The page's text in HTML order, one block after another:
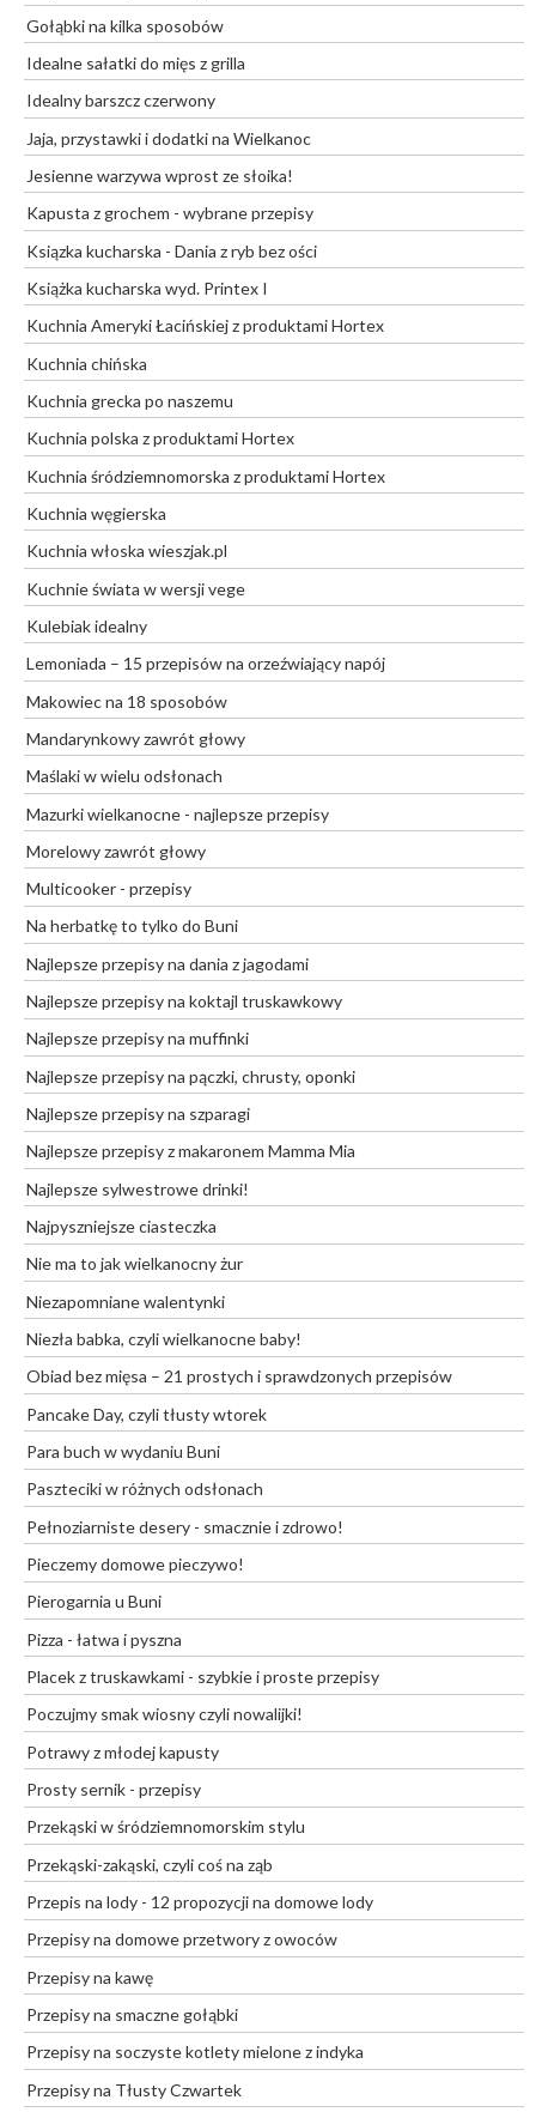
Gołąbki na kilka sposobów
Idealne sałatki do mięs z grilla
Idealny barszcz czerwony
Jaja, przystawki i dodatki na Wielkanoc
Jesienne warzywa wprost ze słoika!
Kapusta z grochem - wybrane przepisy
Ksiązka kucharska - Dania z ryb bez ości
Książka kucharska wyd. Printex I
Kuchnia Ameryki Łacińskiej z produktami Hortex
Kuchnia chińska
Kuchnia grecka po naszemu
Kuchnia polska z produktami Hortex
Kuchnia śródziemnomorska z produktami Hortex
Kuchnia węgierska
Kuchnia włoska wieszjak.pl
Kuchnie świata w wersji vege
Kulebiak idealny
Lemoniada – 15 przepisów na orzeźwiający napój
Makowiec na 18 sposobów
Mandarynkowy zawrót głowy
Maślaki w wielu odsłonach
Mazurki wielkanocne - najlepsze przepisy
Morelowy zawrót głowy
Multicooker - przepisy
Na herbatkę to tylko do Buni
Najlepsze przepisy na dania z jagodami
Najlepsze przepisy na koktajl truskawkowy
Najlepsze przepisy na muffinki
Najlepsze przepisy na pączki, chrusty, oponki
Najlepsze przepisy na szparagi
Najlepsze przepisy z makaronem Mamma Mia
Najlepsze sylwestrowe drinki!
Najpyszniejsze ciasteczka
Nie ma to jak wielkanocny żur
Niezapomniane walentynki
Niezła babka, czyli wielkanocne baby!
Obiad bez mięsa – 21 prostych i sprawdzonych przepisów
Pancake Day, czyli tłusty wtorek
Para buch w wydaniu Buni
Paszteciki w różnych odsłonach
Pełnoziarniste desery - smacznie i zdrowo!
Pieczemy domowe pieczywo!
Pierogarnia u Buni
Pizza - łatwa i pyszna
Placek z truskawkami - szybkie i proste przepisy
Poczujmy smak wiosny czyli nowalijki!
Potrawy z młodej kapusty
Prosty sernik - przepisy
Przekąski w śródziemnomorskim stylu
Przekąski-zakąski, czyli coś na ząb
Przepis na lody - 12 propozycji na domowe lody
Przepisy na domowe przetwory z owoców
Przepisy na kawę
Przepisy na smaczne gołąbki
Przepisy na soczyste kotlety mielone z indyka
Przepisy na Tłusty Czwartek